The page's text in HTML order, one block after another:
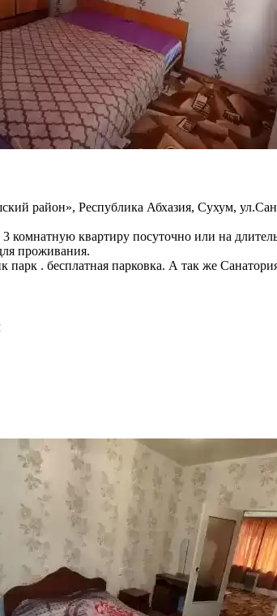
район», Республика Абхазия, Сухум,
3 комнатную квартиру посуточно или на
проживания.
парк . бесплатная парковка. А так же